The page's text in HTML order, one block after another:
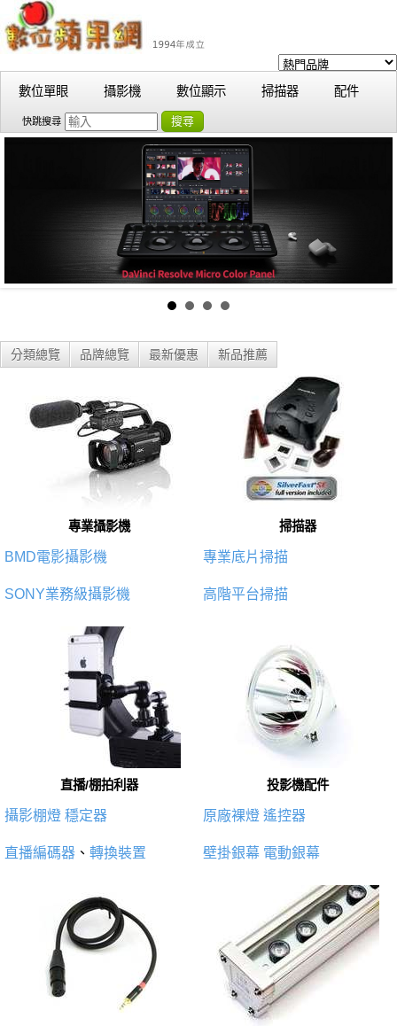
數位單眼 攝影機 數位顯示 掃描器 配件
快跳搜尋 搜尋
分類總覽 品牌總覽 最新優惠 新品推薦
專業攝影機
BMD電影攝影機
SONY業務級攝影機
掃描器
專業底片掃描
高階平台掃描
直播/棚拍利器
攝影棚燈 穩定器
直播編碼器 、 轉換裝置
投影機配件
原廠裸燈 遙控器
壁掛銀幕 電動銀幕